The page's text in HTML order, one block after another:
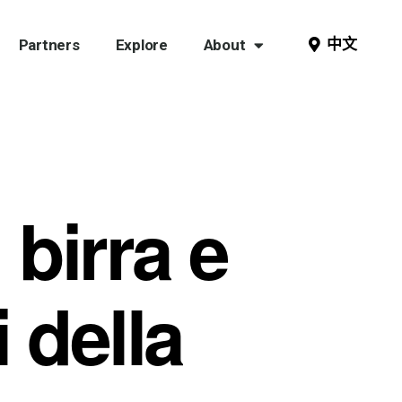
Partners Explore About 中文
e
della